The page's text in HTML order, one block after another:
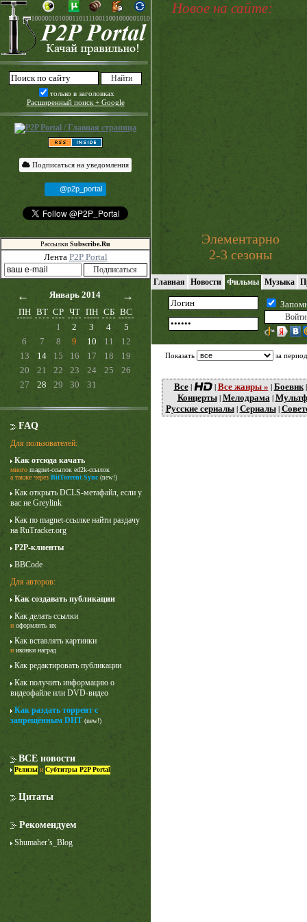
только в заголовках
Расширенный поиск + Google
Подписаться на уведомления
@p2p_portal
Рассылки Subscribe.Ru
Лента P2P Portal
← Январь 2014 →
ПН ВТ СР ЧТ ПН СБ ВС
1
2 3 4
5
6
7 8 9 10 11
12
13
14 15 16 17 18
19
20
21 22 23 24 25
26
27
28 29 30 31
FAQ
Для пользователей:
Как отсюда качать
много magnet-ссылок ed2k-ссылок
а также через BitTorrent Sync (new!)
Как открыть DCLS-метафайл, если у
вас не Greylink
Как по magnet-ссылке найти раздачу
на RuTracker.org
P2P-клиенты
BBCode
Для авторов:
Как создавать публикации
Как делать ссылки
и оформлять их
Как вставлять картинки
и иконки наград
Как редактировать публикации
Как получить информацию о
видеофайле или DVD-видео
Как раздать торрент с
запрещённым DHT (new!)
ВСЕ новости
Релизы и Субтитры P2P Portal
Цитаты
Рекомендуем
Shumaher’s_Blog
Новое на сайте:
Элементарно
2-3 сезоны
Главная Новости Фильмы Музыка
Показать за
Все| | Все жанры » Боевик
Концерты| Мелодрама
Русские сериалы| Сериалы|